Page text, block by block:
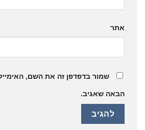
אתר
שמור בדפדפן זה את השם,
הבאה שאגיב.